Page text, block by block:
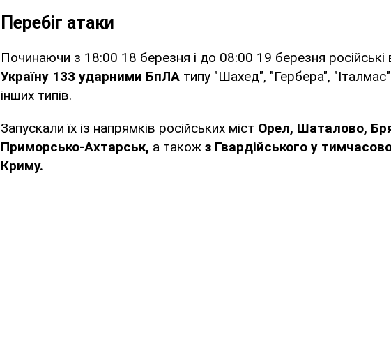
Перебіг атаки
Починаючи з 18:00 18 березня і до 08:00 19 березня російські
Україну 133 ударними БпЛА типу "Шахед", "Гербера",
інших типів.
Запускали їх із напрямків російських міст Орел, Шаталово,
Приморсько-Ахтарськ, а також з Гвардійського у
Криму.